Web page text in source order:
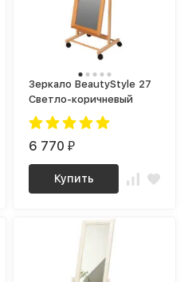
Зеркало BeautyStyle 27
Светло-коричневый
6 770₽
Купить